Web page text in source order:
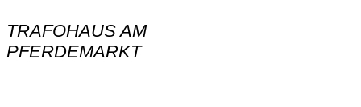
TRAFOHAUS AM
PFERDEMARKT